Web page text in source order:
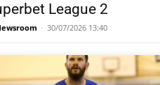
League 2
- 30/07/2026 13:40